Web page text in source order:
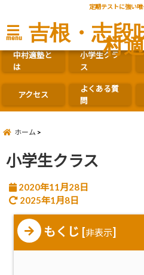
定期テストに強い
menu 吉根・志段
村
中村適塾と
は
小学生クラ
ス
アクセス
よくある質
問
ホーム
小学生クラス
2020年11月28日
2025年1月8日
もくじ [非表示]